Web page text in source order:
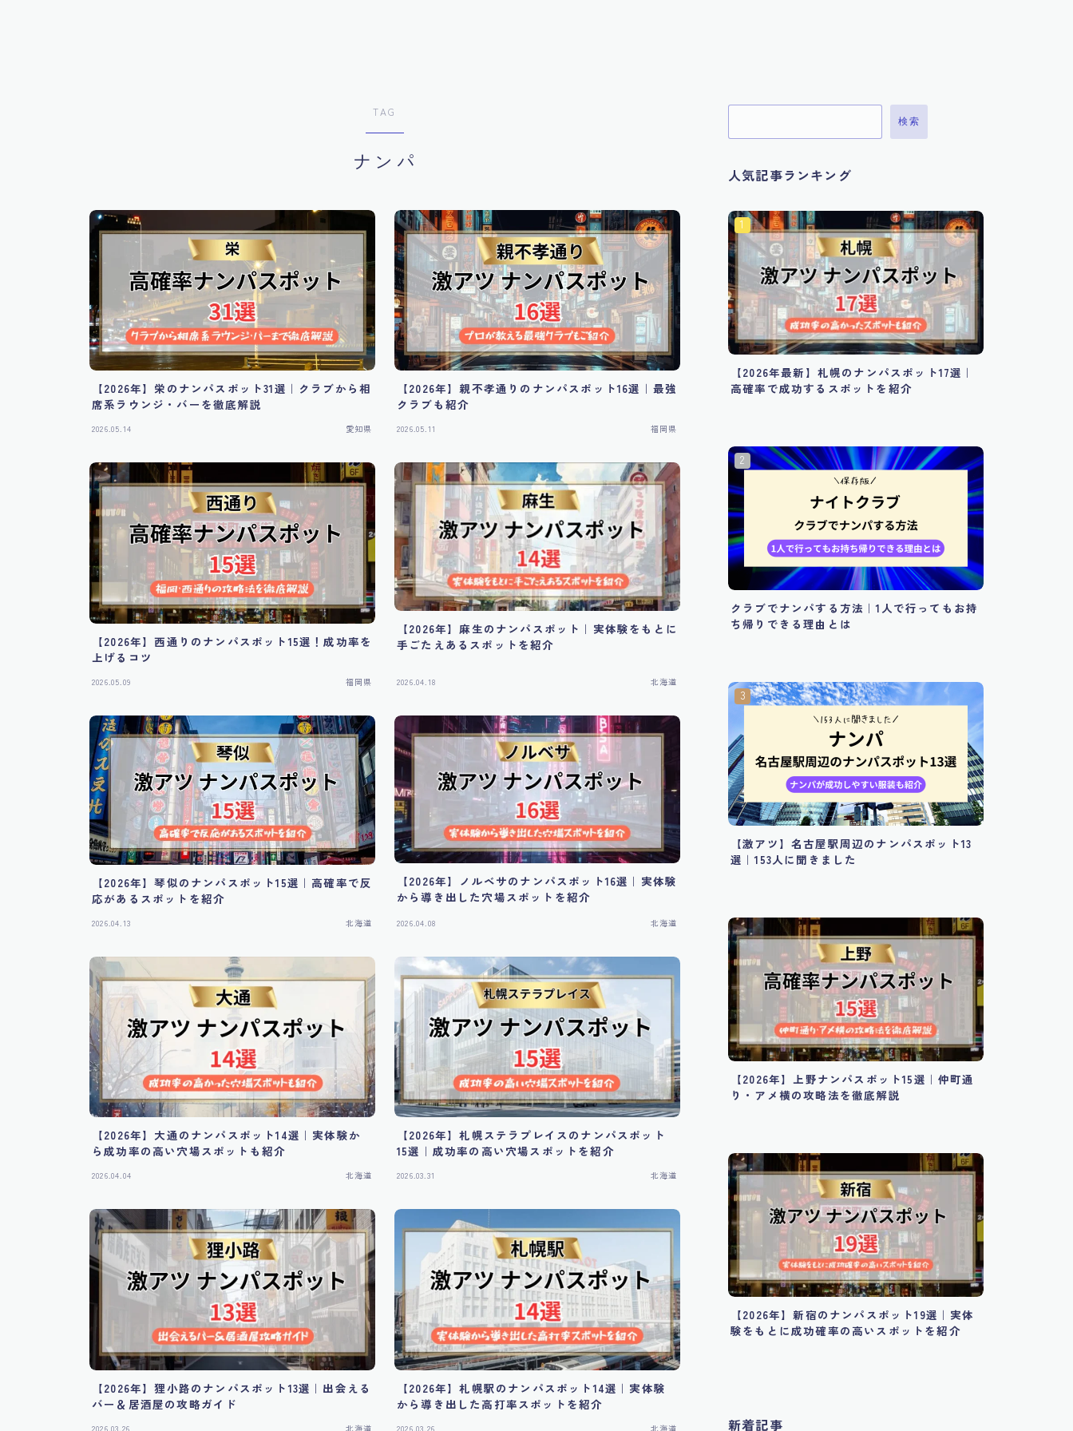
TAG
ナンパ
【2026年】栄のナンパスポット31選｜クラブから相
席系ラウンジ・バーを徹底解説
2026.05.14 愛知県
【2026年】親不孝通りのナンパスポット16選｜最強
クラブも紹介
2026.05.11 福岡県
【2026年】西通りのナンパスポット15選！成功率を
上げるコツ
2026.05.09 福岡県
【2026年】麻生のナンパスポット｜実体験をもとに
手ごたえあるスポットを紹介
2026.04.18 北海道
【2026年】琴似のナンパスポット15選｜高確率で反
応があるスポットを紹介
2026.04.13 北海道
【2026年】ノルベサのナンパスポット16選｜実体験
から導き出した穴場スポットを紹介
2026.04.08 北海道
【2026年】大通のナンパスポット14選｜実体験か
ら成功率の高い穴場スポットも紹介
2026.04.04 北海道
【2026年】札幌ステラプレイスのナンパスポット
15選｜成功率の高い穴場スポットを紹介
2026.03.31 北海道
【2026年】狸小路のナンパスポット13選｜出会える
バー＆居酒屋の攻略ガイド
2026.03.26 北海道
【2026年】札幌駅のナンパスポット14選｜実体験
から導き出した高打率スポットを紹介
2026.03.26 北海道
検索
人気記事ランキング
【2026年最新】札幌のナンパスポット17選｜
高確率で成功するスポットを紹介
クラブでナンパする方法｜1人で行ってもお持
ち帰りできる理由とは
【激アツ】名古屋駅周辺のナンパスポット13
選｜153人に聞きました
【2026年】上野ナンパスポット15選｜仲町通
り・アメ横の攻略法を徹底解説
【2026年】新宿のナンパスポット19選｜実体
験をもとに成功確率の高いスポットを紹介
新着記事